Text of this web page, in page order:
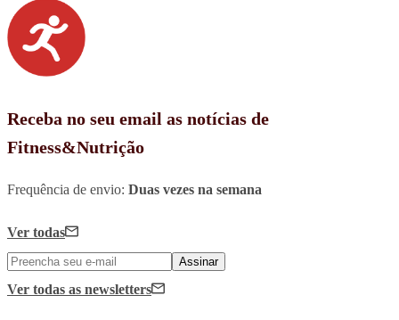
Receba no seu email as notícias de
Fitness&Nutrição
Frequência de envio: Duas vezes na semana
Ver todas
Assinar
Ver todas as newsletters